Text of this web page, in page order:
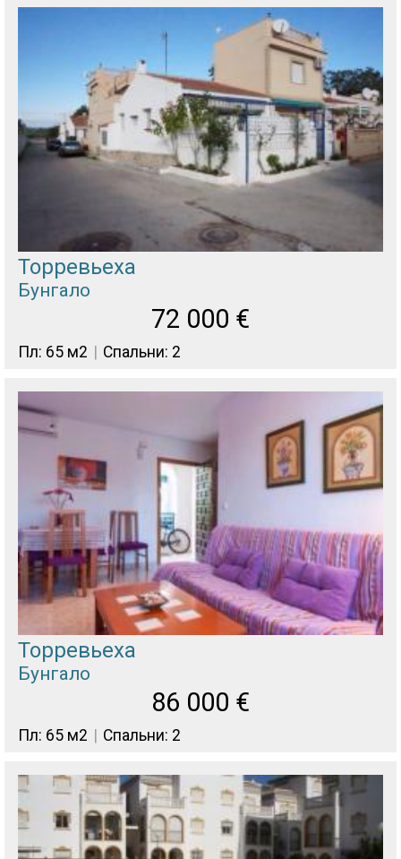
Торревьеха
Бунгало
72 000 €
Пл: 65 м2 Спальни: 2
Торревьеха
Бунгало
86 000 €
Пл: 65 м2 Спальни: 2